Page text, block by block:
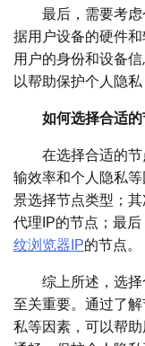
最后，需要考虑
据用户设备的硬件
用户的身份和设备
以帮助保护个人隐
如何选择合适的
在选择合适的节
输效率和个人隐私
景选择节点类型；
代理IP的节点；最
纹浏览器IP的节点。
综上所述，选择
至关重要。通过了
私等因素，可以帮